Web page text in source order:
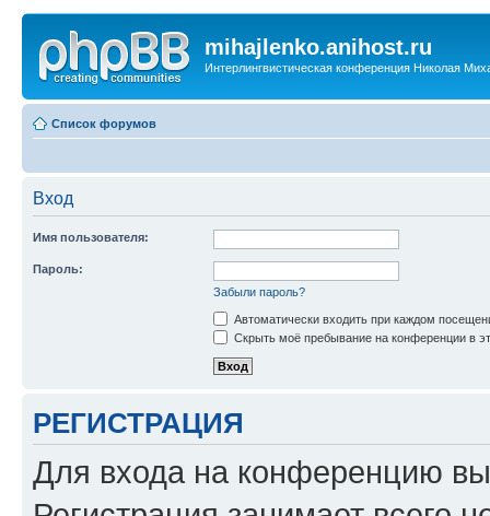
mihajlenko.anihost.ru
Интерлингвистическая конференция Николая
Список форумов
Вход
Имя пользователя:
Пароль:
Забыли пароль?
Автоматически входить при каждом
Скрыть моё пребывание на конференции в
РЕГИСТРАЦИЯ
Для входа на конференцию